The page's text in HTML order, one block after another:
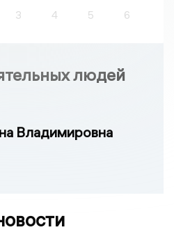
3 4 5 6
людей
Владимировна